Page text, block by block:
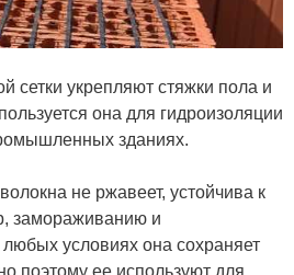
сетки укрепляют стяжки пола и
она для гидроизоляции
зданиях.
не ржавеет, устойчива к
замораживанию и
условиях она сохраняет
поэтому ее используют для